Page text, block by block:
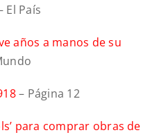
El País
años a manos de su
– Página 12
para comprar obras de